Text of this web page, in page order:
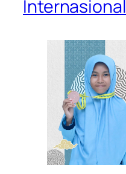
Internasional